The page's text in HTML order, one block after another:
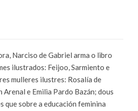
Narciso de Gabriel arma o libro
ilustrados: Feijoo, Sarmiento e
mulleres ilustres: Rosalía de
Arenal e Emilia Pardo Bazán; dous
que sobre a educación feminina